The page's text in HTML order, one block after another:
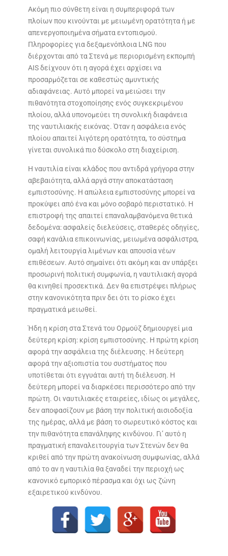
Ακόμη πιο σύνθετη είναι η συμπεριφορά των
πλοίων που κινούνται με μειωμένη ορατότητα ή με
απενεργοποιημένα σήματα εντοπισμού.
Πληροφορίες για δεξαμενόπλοια LNG που
διέρχονται από τα Στενά με περιορισμένη εκπομπή
AIS δείχνουν ότι η αγορά έχει αρχίσει να
προσαρμόζεται σε καθεστώς αμυντικής
αδιαφάνειας. Αυτό μπορεί να μειώσει την
πιθανότητα στοχοποίησης ενός συγκεκριμένου
πλοίου, αλλά υπονομεύει τη συνολική διαφάνεια
της ναυτιλιακής εικόνας. Όταν η ασφάλεια ενός
πλοίου απαιτεί λιγότερη ορατότητα, το σύστημα
γίνεται συνολικά πιο δύσκολο στη διαχείριση.
Η ναυτιλία είναι κλάδος που αντιδρά γρήγορα στην
αβεβαιότητα, αλλά αργά στην αποκατάσταση
εμπιστοσύνης. Η απώλεια εμπιστοσύνης μπορεί να
προκύψει από ένα και μόνο σοβαρό περιστατικό. Η
επιστροφή της απαιτεί επαναλαμβανόμενα θετικά
δεδομένα: ασφαλείς διελεύσεις, σταθερές οδηγίες,
σαφή κανάλια επικοινωνίας, μειωμένα ασφάλιστρα,
ομαλή λειτουργία λιμένων και απουσία νέων
επιθέσεων. Αυτό σημαίνει ότι ακόμη και αν υπάρξει
προσωρινή πολιτική συμφωνία, η ναυτιλιακή αγορά
θα κινηθεί προσεκτικά. Δεν θα επιστρέψει πλήρως
στην κανονικότητα πριν δει ότι το ρίσκο έχει
πραγματικά μειωθεί.
Ήδη η κρίση στα Στενά του Ορμούζ δημιουργεί μια
δεύτερη κρίση: κρίση εμπιστοσύνης. Η πρώτη κρίση
αφορά την ασφάλεια της διέλευσης. Η δεύτερη
αφορά την αξιοπιστία του συστήματος που
υποτίθεται ότι εγγυάται αυτή τη διέλευση. Η
δεύτερη μπορεί να διαρκέσει περισσότερο από την
πρώτη. Οι ναυτιλιακές εταιρείες, ιδίως οι μεγάλες,
δεν αποφασίζουν με βάση την πολιτική αισιοδοξία
της ημέρας, αλλά με βάση το σωρευτικό κόστος και
την πιθανότητα επανάληψης κινδύνου. Γι’ αυτό η
πραγματική επαναλειτουργία των Στενών δεν θα
κριθεί από την πρώτη ανακοίνωση συμφωνίας, αλλά
από το αν η ναυτιλία θα ξαναδεί την περιοχή ως
κανονικό εμπορικό πέρασμα και όχι ως ζώνη
εξαιρετικού κινδύνου.